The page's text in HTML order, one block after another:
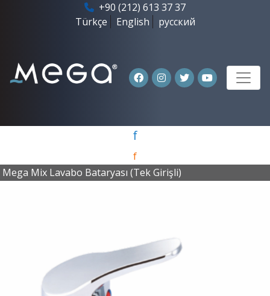
+90 (212) 613 37 37
Türkçe
English русский
f
f
Mega Mix Lavabo Bataryası (Tek Girişli)